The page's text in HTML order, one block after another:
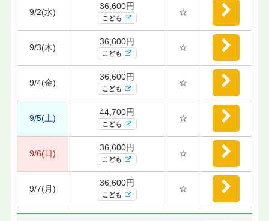
9/2(水)
36,600円
こども
☆
9/3(木)
36,600円
こども
☆
9/4(金)
36,600円
こども
☆
9/5(土)
44,700円
こども
☆
9/6(日)
36,600円
こども
☆
9/7(月)
36,600円
こども
☆